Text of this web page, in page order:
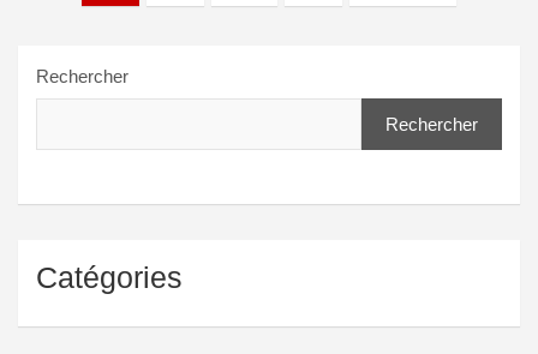
Rechercher
Rechercher
Catégories